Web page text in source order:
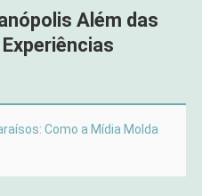
Além das
Como a Mídia Molda